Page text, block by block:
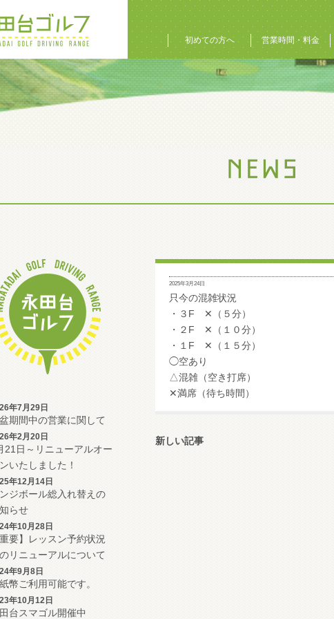
初めての方へ 営業時間・料金
年7月29日
期間中の営業に関して
年2月20日
21日～リニューアルオー
いたしました！
年12月14日
ジボール総入れ替えの
らせ
年10月28日
重要】レッスン予約状況
リニューアルについて
年9月8日
幣ご利用可能です。
年10月12日
台スマゴル開催中
2025年3月24日
只今の混雑状況
・３F ✕（５分）
・２F ✕（１０分）
・１F ✕（１５分）
◯空あり
△混雑（空き打席）
✕満席（待ち時間）
新しい記事